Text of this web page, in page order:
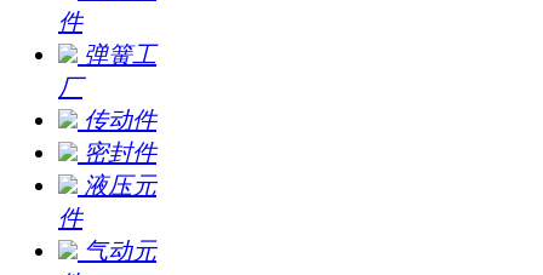
件
弹簧工
厂
传动件
密封件
液压元
件
气动元